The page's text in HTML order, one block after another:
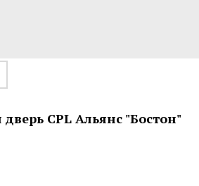
CPL Альянс "Бостон"